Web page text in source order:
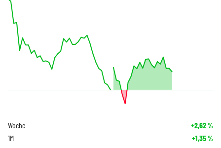
Woche +2,62%
1M +1,35%